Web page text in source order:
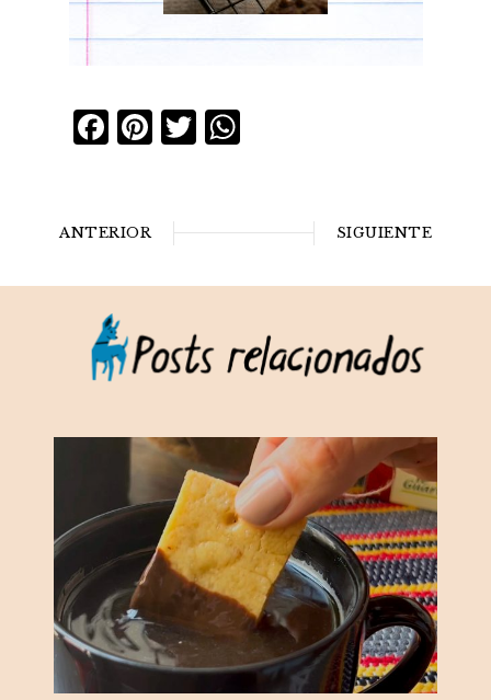
Facebook
Pinterest
Twitter
WhatsApp
ANTERIOR SIGUIENTE